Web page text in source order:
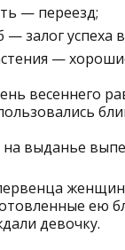
— переезд;
— залог успеха
—
весеннего
выданье
ею
девочку.